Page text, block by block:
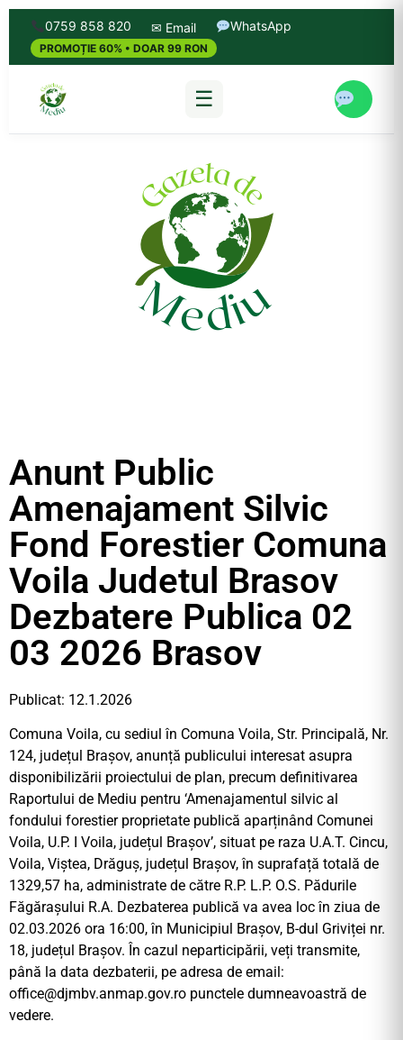
0759 858 820 ✉ Email WhatsApp
PROMOȚIE 60% • DOAR 99 RON
☰
Anunt Public
Amenajament Silvic
Fond Forestier Comuna
Voila Judetul Brasov
Dezbatere Publica 02
03 2026 Brasov
Publicat: 12.1.2026
Comuna Voila, cu sediul în Comuna Voila, Str. Principală, Nr.
124, județul Brașov, anunță publicului interesat asupra
disponibilizării proiectului de plan, precum definitivarea
Raportului de Mediu pentru ‘Amenajamentul silvic al
fondului forestier proprietate publică aparținând Comunei
Voila, U.P. I Voila, județul Brașov’, situat pe raza U.A.T. Cincu,
Voila, Viștea, Drăguș, județul Brașov, în suprafață totală de
1329,57 ha, administrate de către R.P. L.P. O.S. Pădurile
Făgărașului R.A. Dezbaterea publică va avea loc în ziua de
02.03.2026 ora 16:00, în Municipiul Brașov, B-dul Griviței nr.
18, județul Brașov. În cazul neparticipării, veți transmite,
până la data dezbaterii, pe adresa de email:
office@djmbv.anmap.gov.ro punctele dumneavoastră de
vedere.